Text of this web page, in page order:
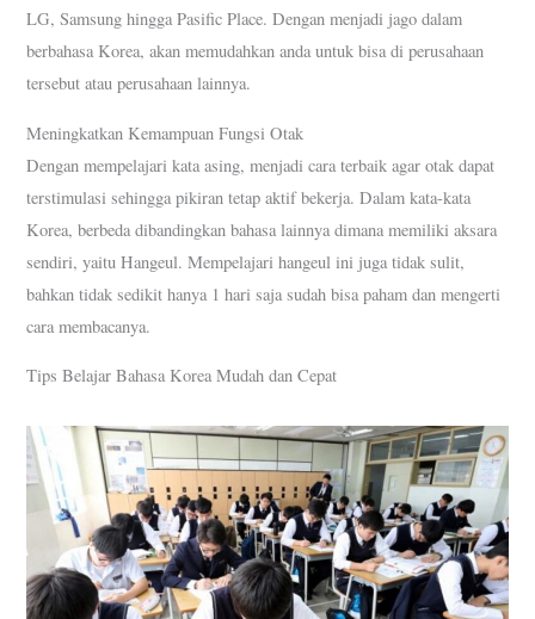
LG, Samsung hingga Pasific Place. Dengan menjadi jago dalam
berbahasa Korea, akan memudahkan anda untuk bisa di perusahaan
tersebut atau perusahaan lainnya.
Meningkatkan Kemampuan Fungsi Otak
Dengan mempelajari kata asing, menjadi cara terbaik agar otak dapat
terstimulasi sehingga pikiran tetap aktif bekerja. Dalam kata-kata
Korea, berbeda dibandingkan bahasa lainnya dimana memiliki aksara
sendiri, yaitu Hangeul. Mempelajari hangeul ini juga tidak sulit,
bahkan tidak sedikit hanya 1 hari saja sudah bisa paham dan mengerti
cara membacanya.
Tips Belajar Bahasa Korea Mudah dan Cepat